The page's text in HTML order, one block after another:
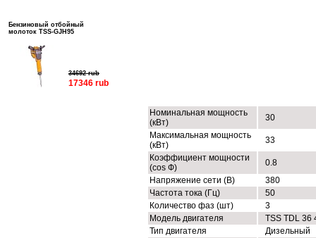
Бензиновый отбойный
молоток TSS-GJH95
34692 rub
17346 rub
Номинальная мощность
(кВт)
30
Максимальная мощность
(кВт)
33
Коэффициент мощности
(cos Ф)
0.8
Напряжение сети (В)
380
Частота тока (Гц)
50
Количество фаз (шт)
3
Модель двигателя
TSS TDL 36
Тип двигателя
Дизельный